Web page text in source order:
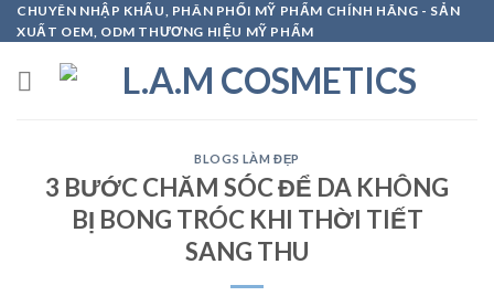
Skip
to
content
CHUYÊN NHẬP KHẨU, PHÂN PHỐI MỸ PHẨM CHÍNH HÃNG - SẢN
XUẤT OEM, ODM THƯƠNG HIỆU MỸ PHẨM
BLOGS LÀM ĐẸP
3 BƯỚC CHĂM SÓC ĐỂ DA KHÔNG
BỊ BONG TRÓC KHI THỜI TIẾT
SANG THU